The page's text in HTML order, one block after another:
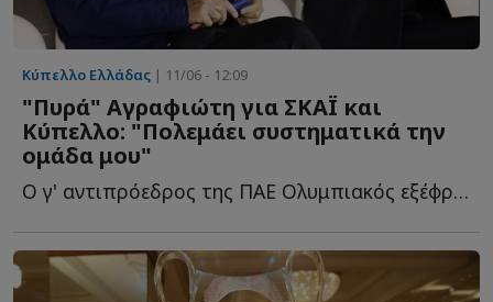
Κύπελλο Ελλάδας | 11/06 - 12:09
"Πυρά" Αγραφιώτη για ΣΚΑΪ και
Κύπελλο: "Πολεμάει συστηματικά την
ομάδα μου"
Ο γ' αντιπρόεδρος της ΠΑΕ Ολυμπιακός εξέφρασε την αντίθεσή τ...